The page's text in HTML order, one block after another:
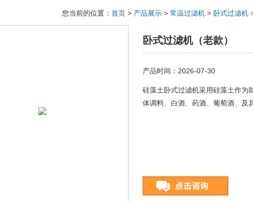
您当前的位置： 首页 > 产品展示 > 常温过滤机 > 卧式过滤机
卧式过滤机（老款）
产品时间：2026-07-30
硅藻土卧式过滤机采用硅藻土作为
体调料、白酒、药酒、葡萄酒、及